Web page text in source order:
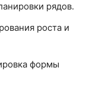
рядов.
роста и
формы